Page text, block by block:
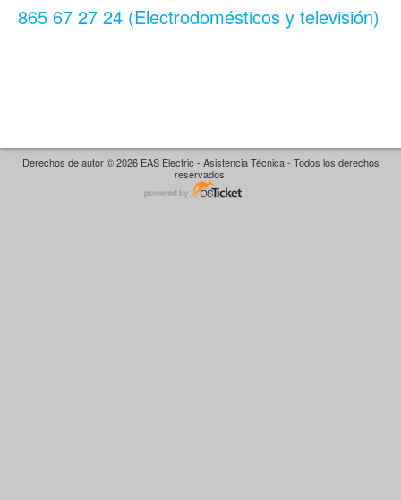
865 67 27 24 (Electrodomésticos y televisión)
Derechos de autor © 2026 EAS Electric - Asistencia Técnica - Todos los derechos
reservados.